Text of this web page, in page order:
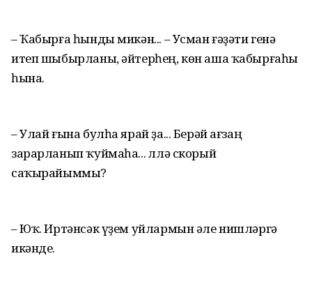
– Ҡабырға һынды микән... – Усман ғәҙәти генә
итеп шыбырланы, әйтерһең, көн аша ҡабырғаһы
һына.
– Улай ғына булһа ярай ҙа... Берәй ағзаң
зарарланып ҡуймаһа... Әллә скорый
саҡырайыммы?
– Юҡ. Иртәнсәк үҙем уйлармын әле нишләргә
икәнде.